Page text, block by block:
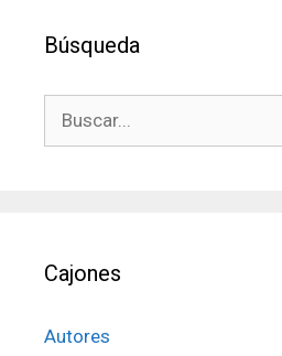
Búsqueda
Cajones
Autores